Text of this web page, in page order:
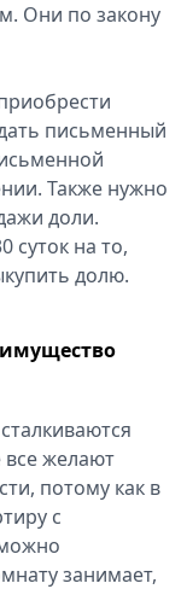
Они по закону
письменный
Также нужно
доли.
суток на то,
долю.
желают
потому как в
с
занимает,